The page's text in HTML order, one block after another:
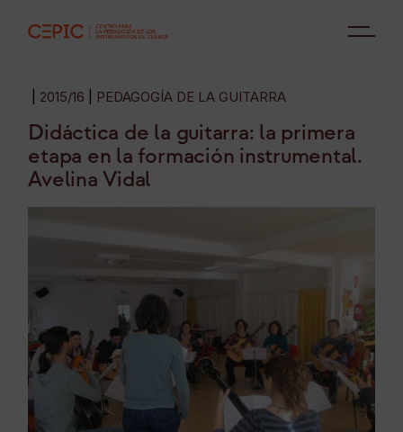
2015/16 PEDAGOGÍA DE LA GUITARRA
Didáctica de la guitarra: la primera
etapa en la formación instrumental.
Avelina Vidal